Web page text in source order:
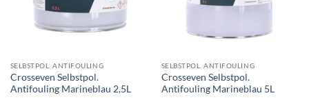
SELBSTPOL. ANTIFOULING
Crosseven Selbstpol.
Antifouling Marineblau 2,5L
SELBSTPOL. ANTIFOULING
Crosseven Selbstpol.
Antifouling Marineblau 5L